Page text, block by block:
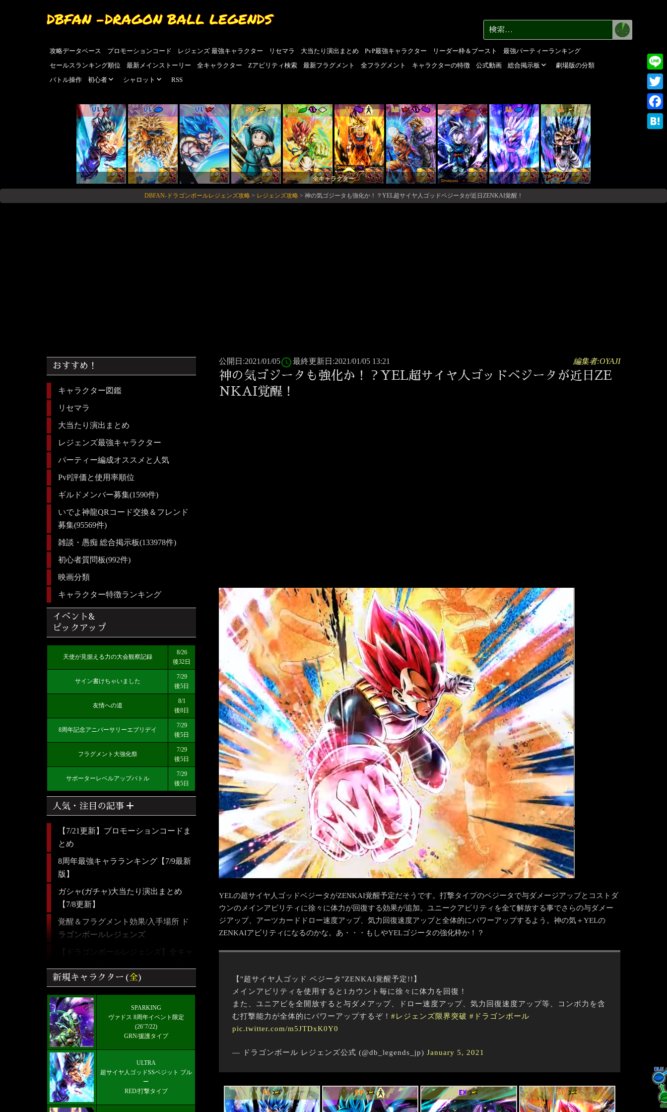
DBFAN -DRAGON BALL LEGENDS
攻略データベース プロモーションコード レジェンズ 最強キャラクター リセマラ 大当たり演出まとめ PvP最強キャラクター リーダー枠＆ブースト
最強パーティーランキング
セールスランキング順位
最新メインストーリー 全キャラクター Zアビリティ検索 最新フラグメント 全フラグメント キャラクターの特徴 公式動画 総合掲示板
劇場版の分類
バトル操作
初心者 シャロット RSS
UL UL UL SP LR LL LR SP LL LL
全キャラクター
DBFAN-ドラゴンボールレジェンズ攻略> レジェンズ攻略> 神の気ゴジータも強化か！？YEL超サイヤ人ゴッドベジータが近日ZENKAI覚醒！
公開日:2021/01/05access_time 最終更新日:2021/01/05 13:21
神の気ゴジータも強化か！？YEL超サイヤ人ゴッドベジータが近日ZE
NKAI覚醒！
編集者:OYAJI
YELの超サイヤ人ゴッドベジータがZENKAI覚醒予定だそうです。打撃タイプのベジータで与ダメージアップとコストダ
ウンのメインアビリティに徐々に体力が回復する効果が追加。ユニークアビリティを全て解放する事でさらの与ダメー
ジアップ、アーツカードドロー速度アップ、気力回復速度アップと全体的にパワーアップするよう。神の気＋YELの
ZENKAIアビリティになるのかな。あ・・・もしやYELゴジータの強化枠か！？
【"超サイヤ人ゴッド ベジータ"ZENKAI覚醒予定!!】
メインアビリティを使用すると1カウント毎に徐々に体力を回復！
また、ユニアビを全開放すると与ダメアップ、ドロー速度アップ、気力回復速度アップ等、コンボ力を含
む打撃能力が全体的にパワーアップするぞ！ #レジェンズ限界突破 #ドラゴンボール
pic.twitter.com/m5JTDxK0Y0
— ドラゴンボール レジェンズ公式 (@db_legends_jp) January 5, 2021
LL SP EX SP
おすすめ！
キャラクター図鑑
リセマラ
大当たり演出まとめ
レジェンズ最強キャラクター
パーティー編成オススメと人気
PvP評価と使用率順位
ギルドメンバー募集(1590件)
いでよ神龍QRコード交換＆フレンド
募集(95569件)
雑談・愚痴 総合掲示板(133978件)
初心者質問板(992件)
映画分類
キャラクター特徴ランキング
イベント&
ピックアップ
天使が見据える力の大会観察記録
8/26
後32日
サイン書けちゃいました
7/29
後5日
友情への道
8/1
後8日
8周年記念アニバーサリーエブリデイ
7/29
後5日
フラグメント大強化祭
7/29
後5日
サポーターレベルアップバトル
7/29
後5日
人気・注目の記事 add
【7/21更新】プロモーションコードま
とめ
8周年最強キャラランキング【7/9最新
版】
ガシャ(ガチャ)大当たり演出まとめ
【7/8更新】
覚醒＆フラグメント効果/入手場所 ド
ラゴンボールレジェンズ
【ドラゴンボールレジェンズ】全キャ
最強パーティーとランキング！【5/24
更新】
好きなキャラから選ぶチーム編成【パ
ーティー】
ULTRA 超サイヤ人ゴッドSSベジット
RED赤属性 レベル5000フルブースト
限界突破★7+
最新メインストーリー「第19部3章
(6/10)」配信【更新履歴】
新規キャラクター(全)
SPARKING
ヴァドス 8周年イベント限定
(26’7/22)
GRN/援護タイプ
ULTRA
超サイヤ人ゴッドSSベジット ブル
ー
RED/打撃タイプ
Line
検
索:
検
索